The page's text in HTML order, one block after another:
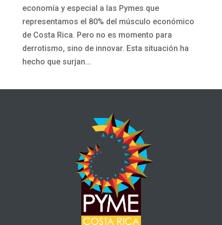
economía y especial a las Pymes que
representamos el 80% del músculo económico
de Costa Rica. Pero no es momento para
derrotismo, sino de innovar. Esta situación ha
hecho que surjan...